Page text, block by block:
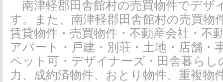
南津軽郡田舎館村の売買物件でデザ
す。また、南津軽郡田舎館村の売買
賃貸物件・売買物件・不動産会社・不
アパート・戸建・別荘・土地・店舗・
ペット可・デザイナーズ・田舎暮ら
力、成約済物件、おとり物件、重複